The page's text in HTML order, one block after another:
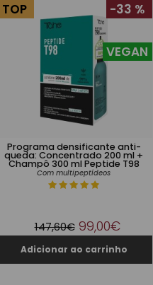
Programa densificante anti-
queda: Concentrado 200 ml +
Champô 300 ml Peptide T98
Com multipeptídeos
VEGAN
TOP -33 %
147,60€ 99,00€